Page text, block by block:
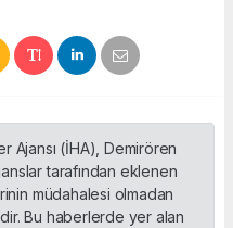
Ajansı (İHA), Demirören
tarafından eklenen
müdahalesi olmadan
Bu haberlerde yer alan